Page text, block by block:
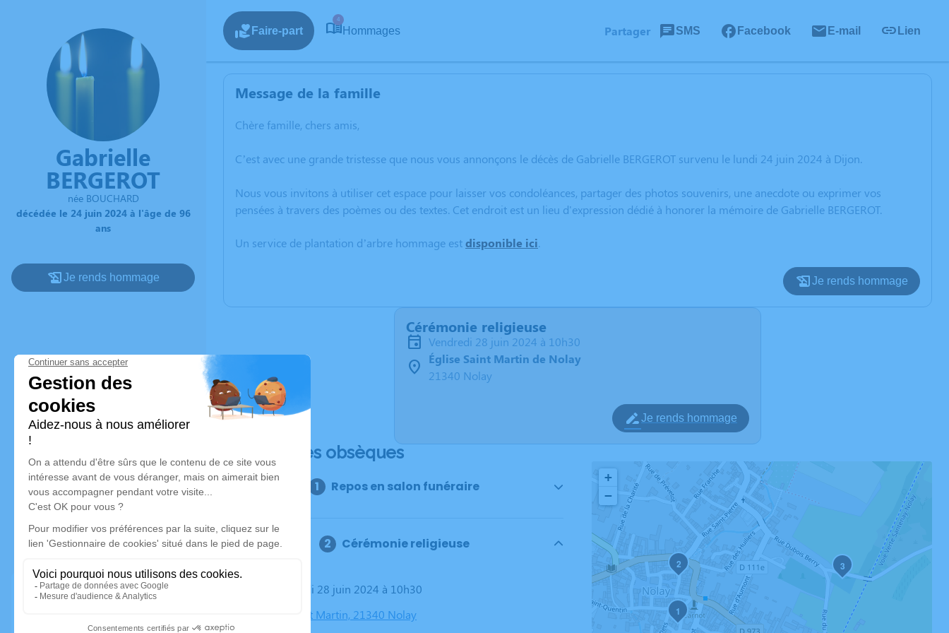
Gabrielle
BERGEROT
née BOUCHARD
décédée le 24 juin 2024 à l'âge de 96
ans
Je rends hommage
Faire-part
4
Hommages Partager SMS Facebook E-mail Lien
Message de la famille
Chère famille, chers amis,
C’est avec une grande tristesse que nous vous annonçons le décès de Gabrielle BERGEROT survenu le lundi 24 juin 2024 à Dijon.
Nous vous invitons à utiliser cet espace pour laisser vos condoléances, partager des photos souvenirs, une anecdote ou exprimer vos
pensées à travers des poèmes ou des textes. Cet endroit est un lieu d'expression dédié à honorer la mémoire de Gabrielle BERGEROT.
Un service de plantation d’arbre hommage estdisponible ici.
Je rends hommage
Cérémonie religieuse
vendredi 28 juin 2024 à 10h30
Église Saint Martin de Nolay
21340 Nolay
Je rends hommage
Déroulé des obsèques
Repos en salon funéraire
Cérémonie religieuse
Le vendredi 28 juin 2024 à 10h30
Église Saint Martin, 21340 Nolay
1
2 3
+
−